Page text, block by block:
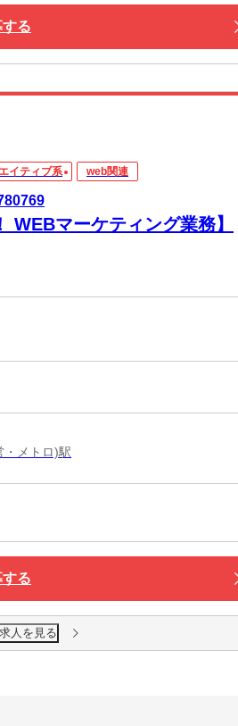
る
イティブ系 web関連
WEBマーケティング業務】
・メトロ)駅
る
人を見る